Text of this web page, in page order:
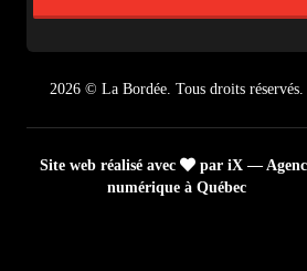
2026 © La Bordée. Tous droits réservés.
Site web réalisé avec
par iX —
numérique à Québec